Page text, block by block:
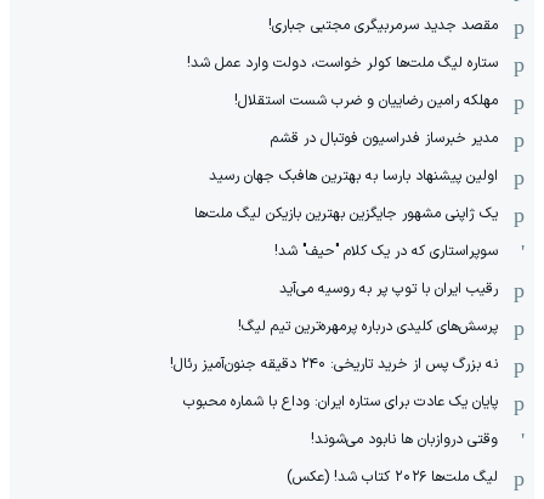
مقصد جدید سرمربیگری مجتبی جباری!
ستاره لیگ ملت‌ها کولر خواست، دولت وارد عمل شد!
مهلکه رامین رضاییان و ضرب شست استقلال!
مدیر خبرساز فدراسیون فوتبال در قشم
اولین پیشنهاد بارسا به بهترین هافبک جهان رسید
یک ژاپنی مشهور جایگزین بهترین بازیکن لیگ ملت‌ها
سوپراستاری که در یک کلام "حیف" شد!
رقیب ایران با توپ پر به روسیه می‌آید
پرسش‌های کلیدی درباره پرمهره‌ترین تیم لیگ!
نه بزرگ پس از خرید تاریخی: ۲۴۰ دقیقه جنون‌آمیز رئال!
پایان یک عادت برای ستاره ایران: وداع با شماره محبوب
وقتی دروازبان ها نابود می‌شوند!
لیگ ملت‌ها ٢٠٢۶ کتاب شد! (عکس)